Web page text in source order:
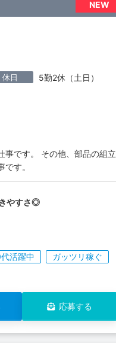
NEW
休日 5勤2休（土日）
事です。 その他、部品の組立
す。
やすさ◎
活躍中
ガッツリ稼ぐ
応募する